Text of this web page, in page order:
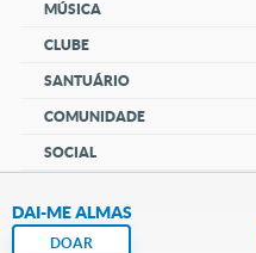
MÚSICA
CLUBE
SANTUÁRIO
COMUNIDADE
SOCIAL
DAI-ME ALMAS
DOAR